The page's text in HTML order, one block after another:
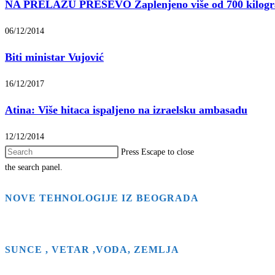
NA PRELAZU PREŠEVO Zaplenjeno više od 700
06/12/2014
Biti ministar Vujović
16/12/2017
Atina: Više hitaca ispaljeno na izraelsku ambasadu
12/12/2014
Press Escape to close
the search panel.
NOVE TEHNOLOGIJE IZ BEOGRADA
SUNCE , VETAR ,VODA, ZEMLJA